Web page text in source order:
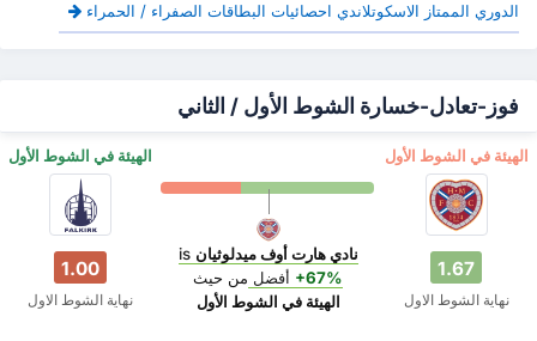
الدوري الممتاز الاسكوتلاندي احصائيات البطاقات الصفراء / الحمراء
فوز-تعادل-خسارة الشوط الأول / الثاني
‏الهيئة في الشوط الأول ‏الهيئة في الشوط الأول
1.00
نهاية الشوط الاول
نادي هارت أوف ميدلوثيان is
+67% أفضل من حيث
‏الهيئة في الشوط الأول
1.67
نهاية الشوط الاول